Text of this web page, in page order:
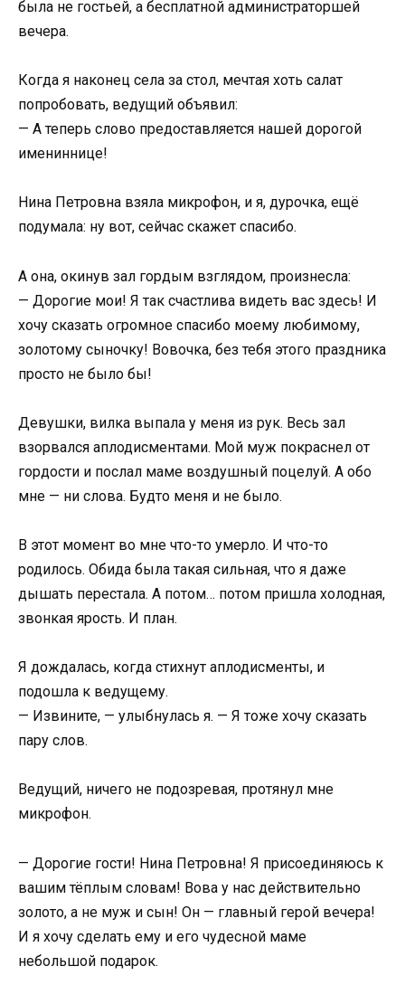
была не гостьей, а бесплатной администраторшей
вечера.
Когда я наконец села за стол, мечтая хоть салат
попробовать, ведущий объявил:
— А теперь слово предоставляется нашей дорогой
имениннице!
Нина Петровна взяла микрофон, и я, дурочка, ещё
подумала: ну вот, сейчас скажет спасибо.
А она, окинув зал гордым взглядом, произнесла:
— Дорогие мои! Я так счастлива видеть вас здесь! И
хочу сказать огромное спасибо моему любимому,
золотому сыночку! Вовочка, без тебя этого праздника
просто не было бы!
Девушки, вилка выпала у меня из рук. Весь зал
взорвался аплодисментами. Мой муж покраснел от
гордости и послал маме воздушный поцелуй. А обо
мне — ни слова. Будто меня и не было.
В этот момент во мне что-то умерло. И что-то
родилось. Обида была такая сильная, что я даже
дышать перестала. А потом… потом пришла холодная,
звонкая ярость. И план.
Я дождалась, когда стихнут аплодисменты, и
подошла к ведущему.
— Извините, — улыбнулась я. — Я тоже хочу сказать
пару слов.
Ведущий, ничего не подозревая, протянул мне
микрофон.
— Дорогие гости! Нина Петровна! Я присоединяюсь к
вашим тёплым словам! Вова у нас действительно
золото, а не муж и сын! Он — главный герой вечера!
И я хочу сделать ему и его чудесной маме
небольшой подарок.